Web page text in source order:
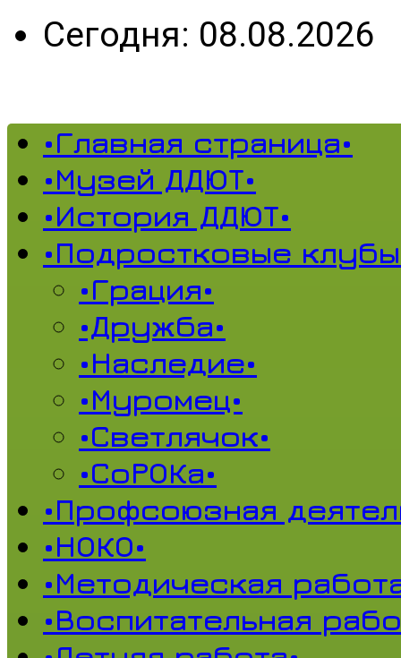
Сегодня: 08.08.2026
•Главная страница•
•Музей ДДЮТ•
•История ДДЮТ•
•Подростковые
•Грация•
•Дружба•
•Наследие•
•Муромец•
•Светлячок•
•СоРОКа•
•Профсоюзная
•НОКО•
•Методическая
•Воспитательная